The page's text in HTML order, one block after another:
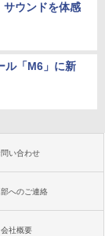
サウンドを体感
ル「M6」に新
問い合わせ
へのご連絡
会社概要